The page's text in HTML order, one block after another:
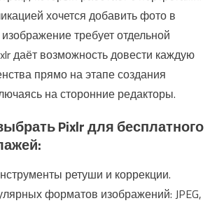
хочется добавить фото в
требует отдельной
даёт возможность довести каждую
прямо на этапе создания
на сторонние редакторы.
Pixlr для бесплатного
ретуши и коррекции.
форматов изображений: JPEG,